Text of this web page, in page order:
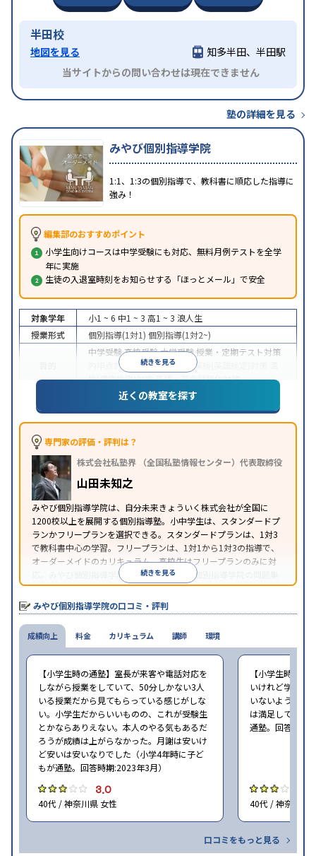
半田校
地図を見る
知多半田、半田駅
当サイトからの問い合わせは現在できません
塾の詳細を見る
みやび個別指導学院
1:1、1:3の個別指導で、教科書に順応した指導に
強み！
編集部のおすすめポイント
小学生向けコースは中学受験にも対応、無料月例テストを全学
年に実施
生徒の入退室時刻をお知らせする「ほっとメール」で安全
続きを見る
対象学年 小1 ~ 6 中1 ~ 3 高1 ~ 3 浪人生
授業形式
個別指導(1対1) 個別指導(1対2~)
中学受験高校受験大学受験 授業・定期テスト対策
内申点対策
学習習慣の定着 英検(英語検定)対策
検(漢字検定)対策英語・英会話特化対策
1科目から受講可能季節講習のみの受講可
※2023年3月調査。小学校高学年の個別指導塾アンケート調査方法を参
近くの教室を探す
専門家の評価・評判は？
株式会社私塾界 （全国私塾情報センター）代表取締役
山田未知之
みやび個別指導学院は、自分未来きょういく株式会社が全国に
1200校以上を展開する個別指導塾。小中学生は、スタンダードプ
ランかフリープランを選択できる。スタンダードプランは、1対3
で教科書中心の学習。フリープランは、1対1から1対3の指導で、
オーダーメイドのカリキュラム。高校生はフリープランのみに対
応。みやび個別指導学院では、系列のITTO個別指導学院の問題集
の購入や模試を受験できる。
続きを見る
みやび個別指導学院の口コミ・評判
成績向上
【小学生時の通塾】室長が来客や電話対応を
しながら授業をしていて、50分しかない3人
いる授業だから見てもらっている感じがしな
い。小学生だからいいものの、これが受験生
とかならありえない。本人のやる気もあるだ
ろうが成績は上がらなかった。月謝は安いけ
ど安いは安いなりでした（小学4年時に子ど
もが通塾。回答時期:2023年3月）
3.0
40代 / 神奈川県 女性
【小学生時の通
いけれど学校の
いないような部
は満足していま
通塾。回答時期
40代 / 神奈川県
口コミをもっと見る
料金 カリキュラム 講師 環境